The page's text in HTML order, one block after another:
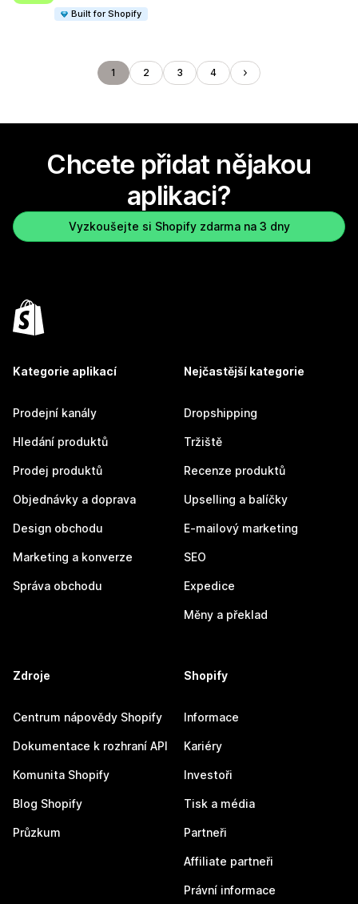
Built for Shopify
1 2 3 4
Chcete přidat nějakou
aplikaci?
Vyzkoušejte si Shopify zdarma na 3 dny
Kategorie aplikací
Prodejní kanály
Hledání produktů
Prodej produktů
Objednávky a doprava
Design obchodu
Marketing a konverze
Správa obchodu
Nejčastější kategorie
Dropshipping
Tržiště
Recenze produktů
Upselling a balíčky
E-mailový marketing
SEO
Expedice
Měny a překlad
Zdroje
Centrum nápovědy Shopify
Dokumentace k rozhraní API
Komunita Shopify
Blog Shopify
Průzkum
Shopify
Informace
Kariéry
Investoři
Tisk a média
Partneři
Affiliate partneři
Právní informace